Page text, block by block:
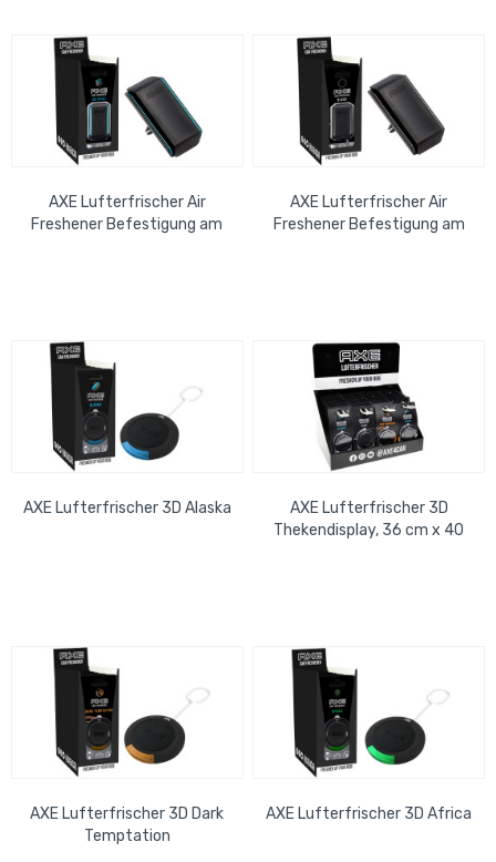
AXE Lufterfrischer Air
Freshener Befestigung am
AXE Lufterfrischer Air
Freshener Befestigung am
AXE Lufterfrischer 3D Alaska
AXE Lufterfrischer 3D
Thekendisplay, 36 cm x 40
AXE Lufterfrischer 3D Dark
Temptation
AXE Lufterfrischer 3D Africa